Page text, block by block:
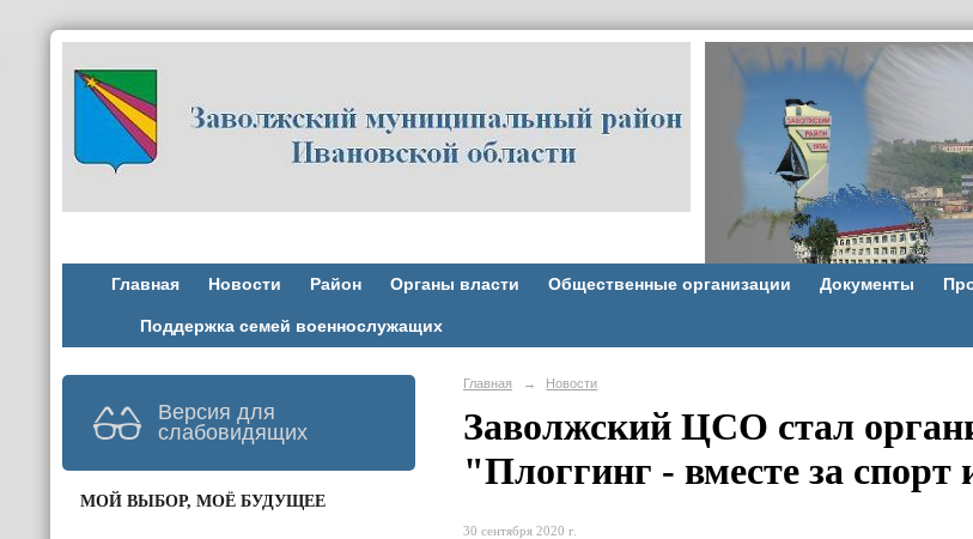
Главная Новости Район Органы власти Общественные организации Документы
Поддержка семей военнослужащих
Версия для
слабовидящих
МОЙ ВЫБОР, МОЁ БУДУЩЕЕ
Главная → Новости
Заволжский ЦСО стал
"Плоггинг - вместе за спорт
30 сентября 2020 г.